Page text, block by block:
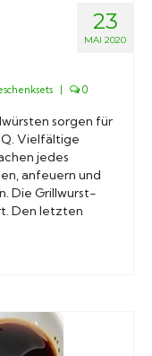
23
MAI 2020
0
sorgen für
Vielfältige
jedes
anfeuern und
Die Grillwurst-
Den letzten